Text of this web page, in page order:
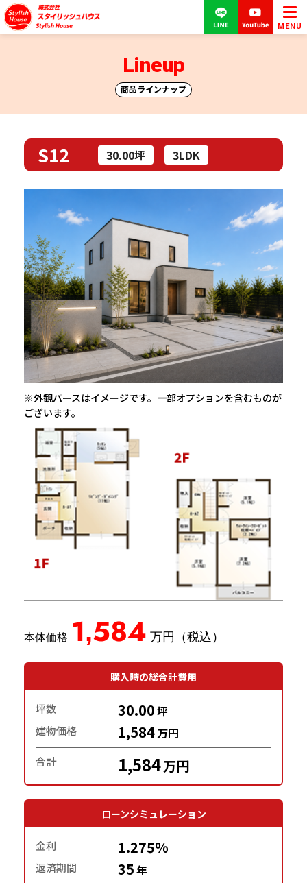
MENU
商品ラインナップ
Lineup
S12 30.00坪 3LDK
1,584
購入時の総合計費用
坪数 30.00坪
建物価格 1,584万円
合計 1,584万円
ローンシミュレーション
金利 1.275%
返済期間 35年
※外観パースはイメージです。一部オプションを含むものが
ございます。